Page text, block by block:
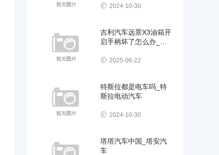
2024-10-30
吉利汽车远景X3油箱开
启手柄坏了怎么办_吉
手柄坏了怎么办
2025-06-22
特斯拉都是电车吗_特
斯拉电动汽车
2024-10-30
塔塔汽车中国_塔安汽
车